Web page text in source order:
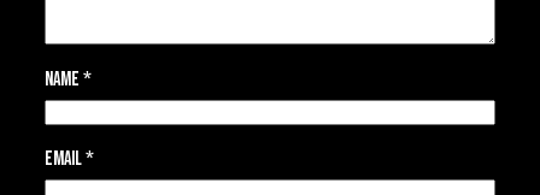
Name *
Email*